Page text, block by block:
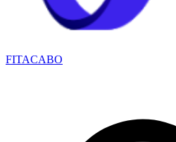
FITACABO